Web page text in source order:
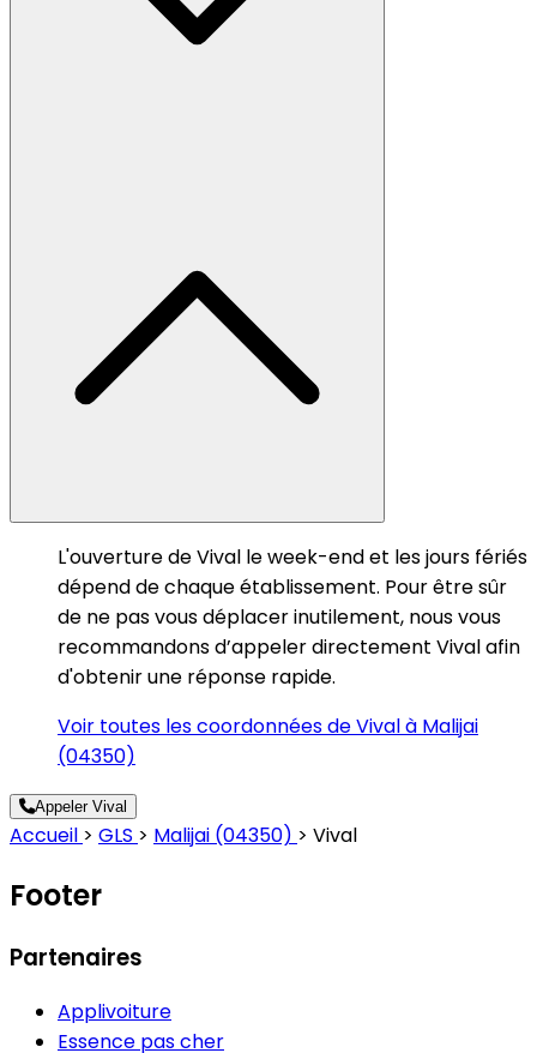
L'ouverture de Vival le week-end et les jours fériés
dépend de chaque établissement. Pour être sûr
de ne pas vous déplacer inutilement, nous vous
recommandons d’appeler directement Vival afin
d'obtenir une réponse rapide.
Voir toutes les coordonnées de Vival à Malijai
(04350)
Appeler Vival
Accueil > GLS > Malijai (04350) > Vival
Footer
Partenaires
Applivoiture
Essence pas cher